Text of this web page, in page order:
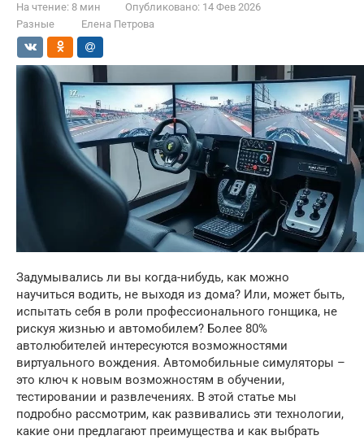
На чтение: 8 мин Опубликовано: 14 Фев 2026
Разные
Елена Петрова
Задумывались ли вы когда-нибудь, как можно
научиться водить, не выходя из дома? Или, может быть,
испытать себя в роли профессионального гонщика, не
рискуя жизнью и автомобилем? Более 80%
автолюбителей интересуются возможностями
виртуального вождения. Автомобильные симуляторы –
это ключ к новым возможностям в обучении,
тестировании и развлечениях. В этой статье мы
подробно рассмотрим, как развивались эти технологии,
какие они предлагают преимущества и как выбрать